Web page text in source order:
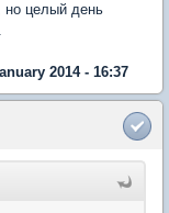
но целый день
2014 - 16:37